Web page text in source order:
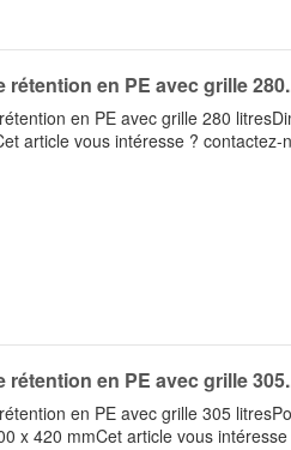
rétention en PE avec grille
en PE avec grille 280
article vous intéresse ? contactez-
rétention en PE avec grille
en PE avec grille 305
x 420 mmCet article vous